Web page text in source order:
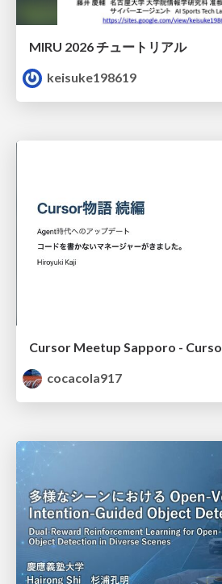
MIRU 2026 チュートリアル
keisuke198619
Cursor Meetup Sapporo -
cocacola917